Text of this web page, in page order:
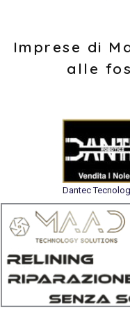
Imprese di
alle
Dantec